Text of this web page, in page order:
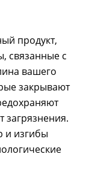
продукт,
связанные с
вашего
закрывают
загрязнения.
и изгибы